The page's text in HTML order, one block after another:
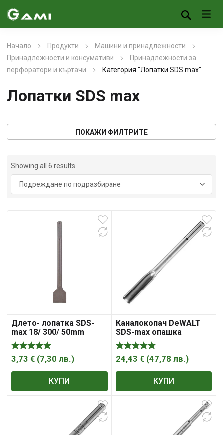
Начало Продукти
Машини и принадлежности
Принадлежности и консумативи
Принадлежности за
перфоратори и къртачи
Категория "Лопатки SDS max"
Лопатки SDS max
ПОКАЖИ ФИЛТРИТЕ
Showing all 6 results
Длето- лопатка SDS-
max 18/ 300/ 50mm
Raider
3,73 € (7,30 лв.)
КУПИ
Каналокопач DeWALT
SDS-max опашка
26х300х18 мм, DT6826
24,43 € (47,78 лв.)
КУПИ